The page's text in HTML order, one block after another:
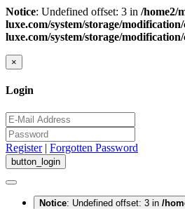
Notice: Undefined offset: 3 in /home2/
luxe.com/system/storage/
luxe.com/system/storage/
×
Login
Register| Forgotten Password
Notice: Undefined offset: 3 in /